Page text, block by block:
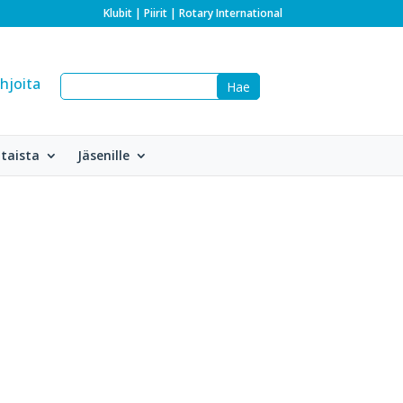
Klubit| Piirit| Rotary International
Jäsenille